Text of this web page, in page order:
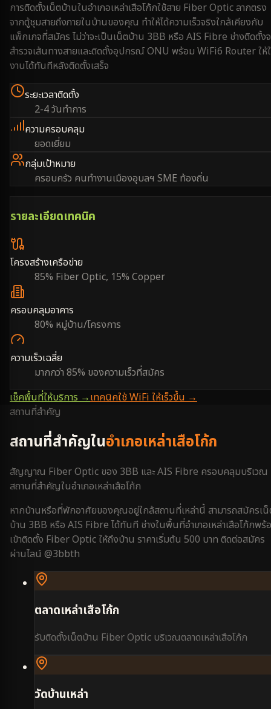
การติดตั้งเน็ตบ้านในอำเภอเหล่าเสือโก้กใช้สาย Fiber Optic ลากตรง
จากตู้ชุมสายถึงภายในบ้านของคุณ ทำให้ได้ความเร็วจริงใกล้เคียงกับ
แพ็กเกจที่สมัคร ไม่ว่าจะเป็นเน็ตบ้าน 3BB หรือ AIS Fibre ช่างติดตั้ง
สำรวจเส้นทางสายและติดตั้งอุปกรณ์ ONU พร้อม WiFi6 Router ให้
งานได้ทันทีหลังติดตั้งเสร็จ
ระยะเวลาติดตั้ง
2-4 วันทำการ
ความครอบคลุม
ยอดเยี่ยม
กลุ่มเป้าหมาย
ครอบครัว คนทำงานเมืองอุบลฯ SME ท้องถิ่น
รายละเอียดเทคนิค
โครงสร้างเครือข่าย
85% Fiber Optic, 15% Copper
ครอบคลุมอาคาร
80% หมู่บ้าน/โครงการ
ความเร็วเฉลี่ย
มากกว่า 85% ของความเร็วที่สมัคร
เช็คพื้นที่ให้บริการ →เทคนิคใช้ WiFi ให้เร็วขึ้น →
สถานที่สำคัญ
สถานที่สำคัญในอำเภอเหล่าเสือโก้ก
สัญญาณ Fiber Optic ของ 3BB และ AIS Fibre ครอบคลุมบริเวณ
สถานที่สำคัญในอำเภอเหล่าเสือโก้ก
หากบ้านหรือที่พักอาศัยของคุณอยู่ใกล้สถานที่เหล่านี้ สามารถสมัครเ
บ้าน 3BB หรือ AIS Fibre ได้ทันที ช่างในพื้นที่อำเภอเหล่าเสือโก้กพร้
เข้าติดตั้ง Fiber Optic ให้ถึงบ้าน ราคาเริ่มต้น 500 บาท ติดต่อสมัคร
ผ่านไลน์ @3bbth
ตลาดเหล่าเสือโก้ก
รับติดตั้งเน็ตบ้าน Fiber Optic บริเวณตลาดเหล่าเสือโก้ก
วัดบ้านเหล่า